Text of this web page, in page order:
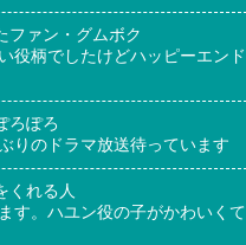
ファン・グムボク
役柄でしたけどハッピーエンド
ろぽろ
りのドラマ放送待っています
くれる人
す。ハユン役の子がかわいくて